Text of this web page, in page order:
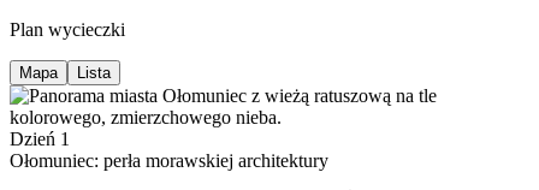
Plan wycieczki
Mapa Lista
Dzień 1
Ołomuniec: perła morawskiej architektury